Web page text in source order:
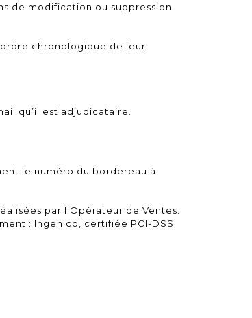
de modification ou suppression
chronologique de leur
qu’il est adjudicataire.
le numéro du bordereau à
par l’Opérateur de Ventes.
: Ingenico, certifiée PCI-DSS.